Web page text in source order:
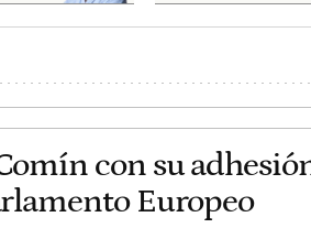
con su
Europeo